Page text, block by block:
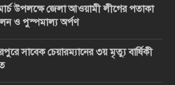
উপলক্ষে জেলা আওয়ামী লীগের পতাকা
ও পুস্পমাল্য অর্পণ
সাবেক চেয়ারম্যানের ৩য় মৃত্যু বার্ষিকী